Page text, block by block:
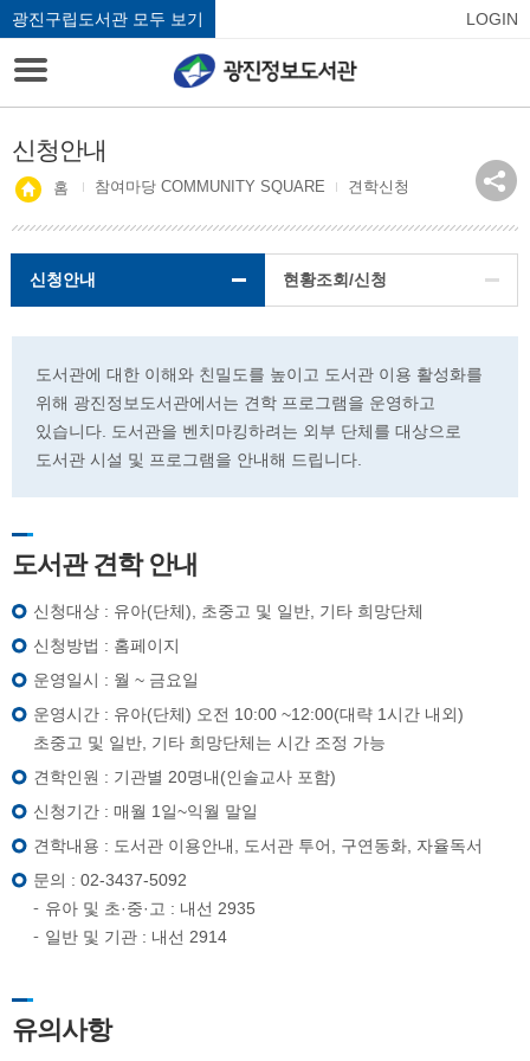
광진구립도서관 모두 보기 LOGIN
신청안내
홈 참여마당 COMMUNITY SQUARE 견학신청
신청안내 현황조회/신청
도서관에 대한 이해와 친밀도를 높이고 도서관 이용 활성화를
위해 광진정보도서관에서는 견학 프로그램을 운영하고
있습니다. 도서관을 벤치마킹하려는 외부 단체를 대상으로
도서관 시설 및 프로그램을 안내해 드립니다.
도서관 견학 안내
신청대상 : 유아(단체), 초중고 및 일반, 기타 희망단체
신청방법 : 홈페이지
운영일시 : 월 ~ 금요일
운영시간 : 유아(단체) 오전 10:00 ~12:00(대략 1시간 내외)
초중고 및 일반, 기타 희망단체는 시간 조정 가능
견학인원 : 기관별 20명내(인솔교사 포함)
신청기간 : 매월 1일~익월 말일
견학내용 : 도서관 이용안내, 도서관 투어, 구연동화, 자율독서
문의 : 02-3437-5092
유아 및 초·중·고 : 내선 2935
일반 및 기관 : 내선 2914
유의사항